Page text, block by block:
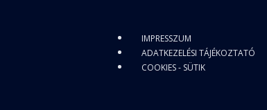
IMPRESSZUM
ADATKEZELÉSI TÁJÉKOZTATÓ
COOKIES - SÜTIK